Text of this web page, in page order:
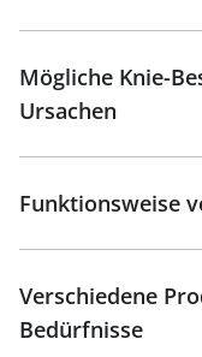
Mögliche Knie-
Ursachen
Funktionsweise
Verschiedene
Bedürfnisse